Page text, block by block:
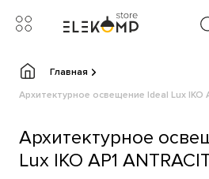
Главная
Архитектурное освещение Ideal Lux IKO
Архитектурное
Lux IKO AP1